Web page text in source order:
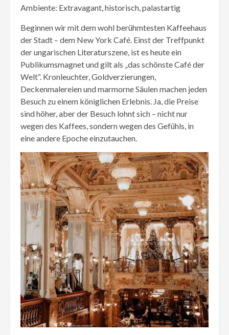
Ambiente: Extravagant, historisch, palastartig
Beginnen wir mit dem wohl berühmtesten Kaffeehaus
der Stadt – dem New York Café. Einst der Treffpunkt
der ungarischen Literaturszene, ist es heute ein
Publikumsmagnet und gilt als „das schönste Café der
Welt“. Kronleuchter, Goldverzierungen,
Deckenmalereien und marmorne Säulen machen jeden
Besuch zu einem königlichen Erlebnis. Ja, die Preise
sind höher, aber der Besuch lohnt sich – nicht nur
wegen des Kaffees, sondern wegen des Gefühls, in
eine andere Epoche einzutauchen.